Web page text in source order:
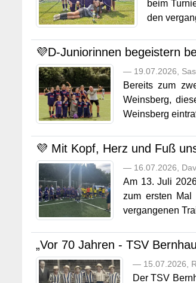
beim
den
💜D-Juniorinnen begeistern
— 19.07.2026,
Bereits zum
Weinsberg,
Weinsberg
💜 Mit Kopf, Herz und Fuß
— 16.07.2026,
Am 13. Juli
zum ersten Mal
vergangenen
„Vor 70 Jahren - TSV
— 15.07.2026,
Der TSV